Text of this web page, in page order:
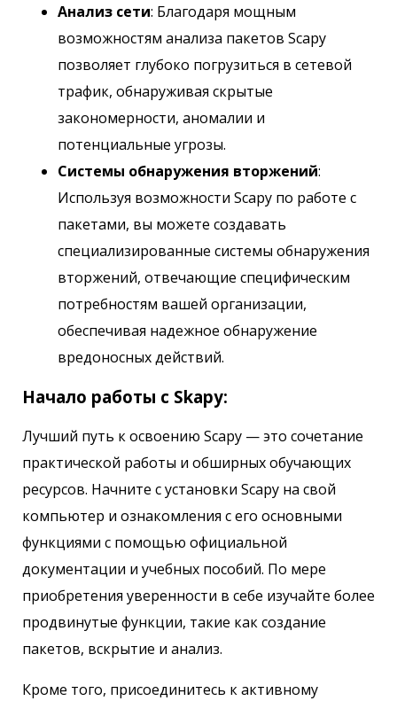
Анализ сети: Благодаря мощным
возможностям анализа пакетов Scapy
позволяет глубоко погрузиться в сетевой
трафик, обнаруживая скрытые
закономерности, аномалии и
потенциальные угрозы.
Системы обнаружения вторжений:
Используя возможности Scapy по работе с
пакетами, вы можете создавать
специализированные системы обнаружения
вторжений, отвечающие специфическим
потребностям вашей организации,
обеспечивая надежное обнаружение
вредоносных действий.
Начало работы с Skapy:
Лучший путь к освоению Scapy — это сочетание
практической работы и обширных обучающих
ресурсов. Начните с установки Scapy на свой
компьютер и ознакомления с его основными
функциями с помощью официальной
документации и учебных пособий. По мере
приобретения уверенности в себе изучайте более
продвинутые функции, такие как создание
пакетов, вскрытие и анализ.
Кроме того, присоединитесь к активному